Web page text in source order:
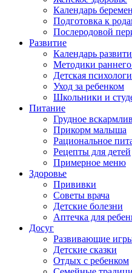
Календарь
Подготовка к
Послеродовой
Развитие
Календарь
Методики раннего
Детская
Уход за ребенком
Школьники и
Питание
Грудное
Прикорм малыша
Рациональное
Рецепты для детей
Примерное меню
Здоровье
Прививки
Советы врача
Детские болезни
Аптечка для
Досуг
Развивающие
Детские сказки
Отдых с ребенком